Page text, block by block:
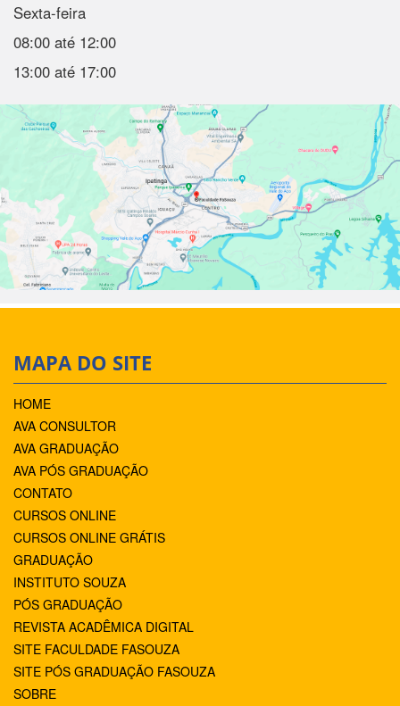
Sexta-feira
08:00 até 12:00
13:00 até 17:00
MAPA DO SITE
HOME
AVA CONSULTOR
AVA GRADUAÇÃO
AVA PÓS GRADUAÇÃO
CONTATO
CURSOS ONLINE
CURSOS ONLINE GRÁTIS
GRADUAÇÃO
INSTITUTO SOUZA
PÓS GRADUAÇÃO
REVISTA ACADÊMICA DIGITAL
SITE FACULDADE FASOUZA
SITE PÓS GRADUAÇÃO FASOUZA
SOBRE